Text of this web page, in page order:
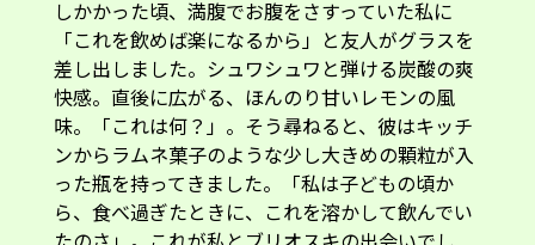
しかかった頃、満腹でお腹をさすっていた私に
「これを飲めば楽になるから」と友人がグラスを
差し出しました。シュワシュワと弾ける炭酸の爽
快感。直後に広がる、ほんのり甘いレモンの風
味。「これは何？」。そう尋ねると、彼はキッチ
ンからラムネ菓子のような少し大きめの顆粒が入
った瓶を持ってきました。「私は子どもの頃か
ら、食べ過ぎたときに、これを溶かして飲んでい